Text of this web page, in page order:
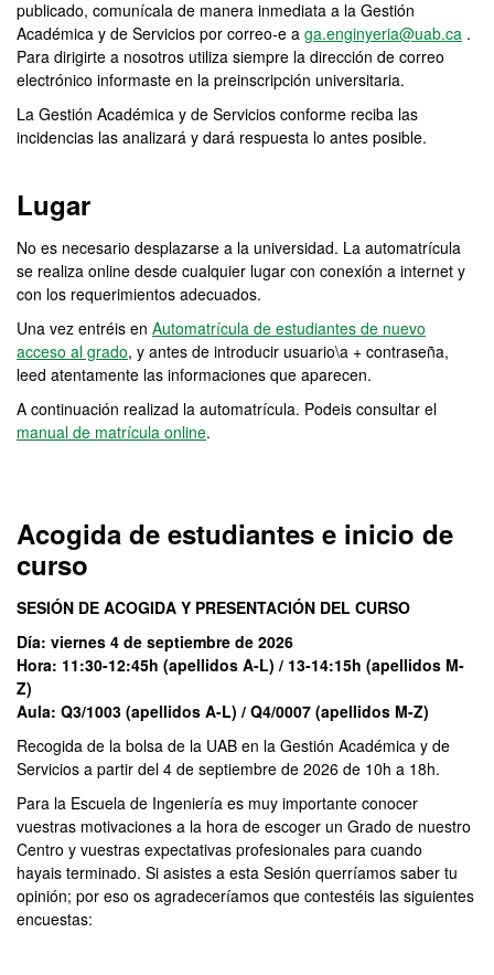
publicado, comunícala de manera inmediata a la Gestión
Académica y de Servicios por correo-e a ga.enginyeria@uab.ca .
Para dirigirte a nosotros utiliza siempre la dirección de correo
electrónico informaste en la preinscripción universitaria.
La Gestión Académica y de Servicios conforme reciba las
incidencias las analizará y dará respuesta lo antes posible.
Lugar
No es necesario desplazarse a la universidad. La automatrícula
se realiza online desde cualquier lugar con conexión a internet y
con los requerimientos adecuados.
Una vez entréis en Automatrícula de estudiantes de nuevo
acceso al grado, y antes de introducir usuario\a + contraseña,
leed atentamente las informaciones que aparecen.
A continuación realizad la automatrícula. Podeis consultar el
manual de matrícula online.
Acogida de estudiantes e inicio de
curso
SESIÓN DE ACOGIDA Y PRESENTACIÓN DEL CURSO
Día: viernes 4 de septiembre de 2026
Hora: 11:30-12:45h (apellidos A-L) / 13-14:15h (apellidos M-
Z)
Aula: Q3/1003 (apellidos A-L) / Q4/0007 (apellidos M-Z)
Recogida de la bolsa de la UAB en la Gestión Académica y de
Servicios a partir del 4 de septiembre de 2026 de 10h a 18h.
Para la Escuela de Ingeniería es muy importante conocer
vuestras motivaciones a la hora de escoger un Grado de nuestro
Centro y vuestras expectativas profesionales para cuando
hayais terminado. Si asistes a esta Sesión querríamos saber tu
opinión; por eso os agradeceríamos que contestéis las siguientes
encuestas: